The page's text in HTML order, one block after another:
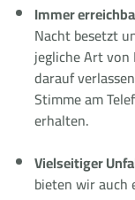
Immer
Nacht besetzt
jegliche Art
darauf
Stimme am
erhalten.
Vielseitiger
bieten wir auch